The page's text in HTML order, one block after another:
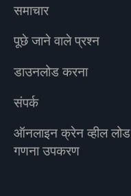
समाचार
पूछे जाने वाले प्रश्न
डाउनलोड करना
संपर्क
ऑनलाइन क्रेन व्हील लोड
गणना उपकरण